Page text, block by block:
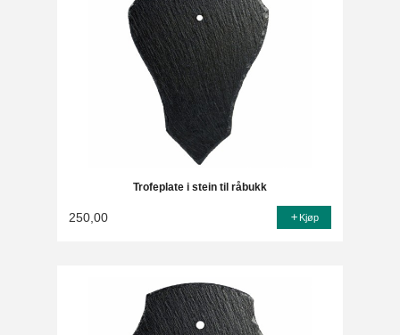
Trofeplate i stein til råbukk
250,00 Kjøp